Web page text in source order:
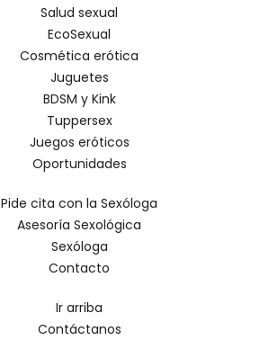
Salud sexual
EcoSexual
Cosmética erótica
Juguetes
BDSM y Kink
Tuppersex
Juegos eróticos
Oportunidades
Pide cita con la Sexóloga
Asesoría Sexológica
Sexóloga
Contacto
Ir arriba
Contáctanos